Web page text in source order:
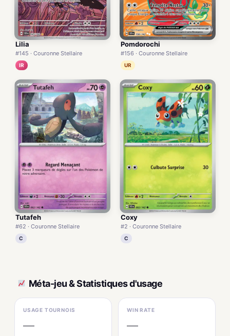
Lilia
#145 · Couronne Stellaire
IR
Pomdorochi
#156 · Couronne Stellaire
UR
Tutafeh
#62 · Couronne Stellaire
C
Coxy
#2 · Couronne Stellaire
C
Méta-jeu & Statistiques d'usage
USAGE TOURNOIS
—
WIN RATE
—